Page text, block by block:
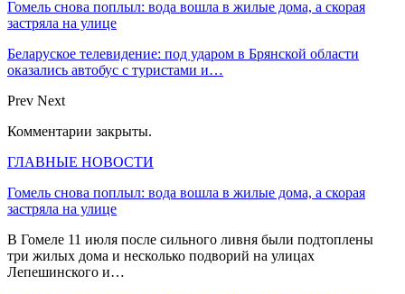
Гомель снова поплыл: вода вошла в жилые дома, а скорая
застряла на улице
Беларуское телевидение: под ударом в Брянской области
оказались автобус с туристами и…
Prev Next
Комментарии закрыты.
ГЛАВНЫЕ НОВОСТИ
Гомель снова поплыл: вода вошла в жилые дома, а скорая
застряла на улице
В Гомеле 11 июля после сильного ливня были подтоплены
три жилых дома и несколько подворий на улицах
Лепешинского и…